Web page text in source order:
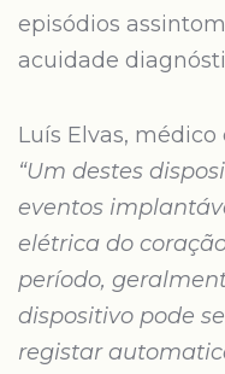
episódios
acuidade
Luís Elvas,
“Um destes
eventos
elétrica do
período,
dispositivo pode
registar